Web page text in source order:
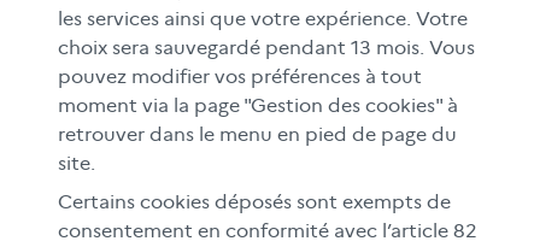
Le CLEMI
En académies
À l'international
CLEMI sup
Espace presse
les services ainsi que votre expérience. Votre
choix sera sauvegardé pendant 13 mois. Vous
pouvez modifier vos préférences à tout
moment via la page "Gestion des cookies" à
retrouver dans le menu en pied de page du
site.
Certains cookies déposés sont exempts de
consentement en conformité avec l’article 82